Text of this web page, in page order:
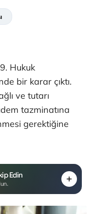
Hukuk
bir karar çıktı.
ve tutarı
tazminatına
gerektiğine
Edin